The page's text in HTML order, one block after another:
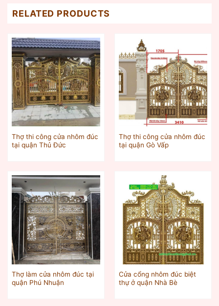
RELATED PRODUCTS
Thợ thi công cửa nhôm đúc
tại quận Thủ Đức
Thợ thi công cửa nhôm đúc
tại quận Gò Vấp
Thợ làm cửa nhôm đúc tại
quận Phú Nhuận
Cửa cổng nhôm đúc biệt
thự ở quận Nhà Bè